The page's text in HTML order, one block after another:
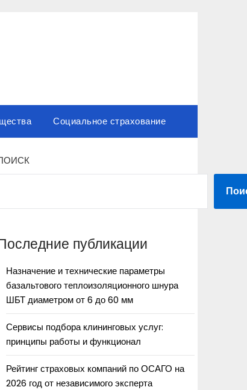
Социальное страхование
публикации
Назначение и технические параметры
базальтового теплоизоляционного шнура
ШБТ диаметром от 6 до 60 мм
Сервисы подбора клининговых услуг:
принципы работы и функционал
Рейтинг страховых компаний по ОСАГО на
2026 год от независимого эксперта